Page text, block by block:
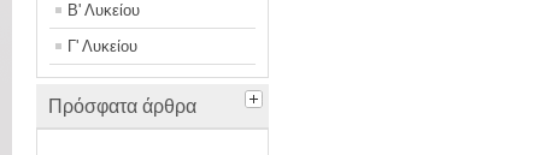
Β' Λυκείου
Γ' Λυκείου
Πρόσφατα άρθρα